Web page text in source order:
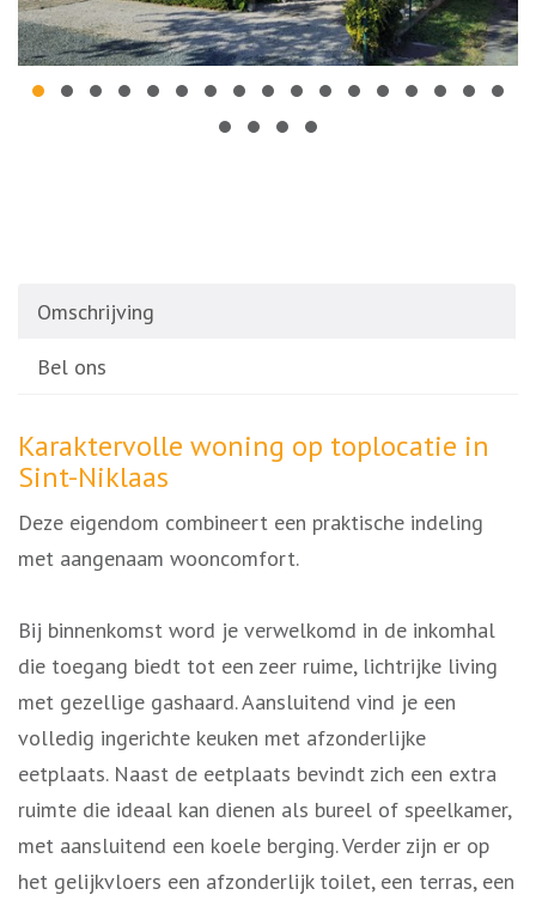
Omschrijving
Bel ons
Omschrijving
Karaktervolle woning op toplocatie in
Sint-Niklaas
Deze eigendom combineert een praktische indeling
met aangenaam wooncomfort.
Bij binnenkomst word je verwelkomd in de inkomhal
die toegang biedt tot een zeer ruime, lichtrijke living
met gezellige gashaard. Aansluitend vind je een
volledig ingerichte keuken met afzonderlijke
eetplaats. Naast de eetplaats bevindt zich een extra
ruimte die ideaal kan dienen als bureel of speelkamer,
met aansluitend een koele berging. Verder zijn er op
het gelijkvloers een afzonderlijk toilet, een terras, een